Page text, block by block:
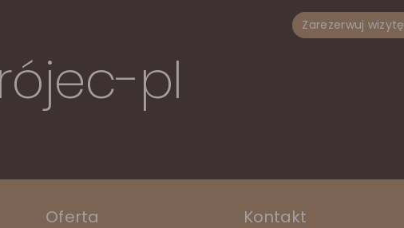
Zarezerwuj wizytę
pl
Oferta Kontakt